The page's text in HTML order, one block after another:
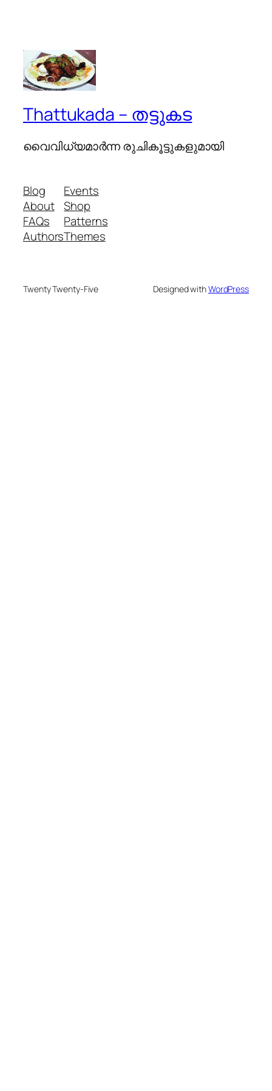
Thattukada – തട്ടുകട
വൈവിധ്യമാര്‍ന്ന രുചികൂട്ടുകളുമായി
Blog
About
FAQs
Authors
Events
Shop
Patterns
Themes
Twenty Twenty-Five Designed withWordPress